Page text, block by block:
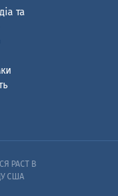
та
PACT В
США